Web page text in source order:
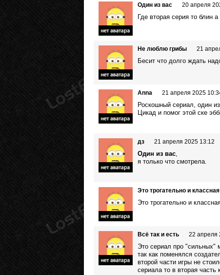
Один из вас 20 апреля
Где вторая серия то блин а
Не люблю грибы 21
Бесит что долго ждать
Anna 21 апреля 2025
Роскошный сериал, один
Цикад и помог этой ске
дз 21 апреля 2025 13:12
Один из вас,
я только что смотрела.
Это трогательно и
Это трогательно и
Всё так и есть 22 апреля
Это сериал про "сильных"
так как поменялся
второй части игры не
сериала то в вторая часть